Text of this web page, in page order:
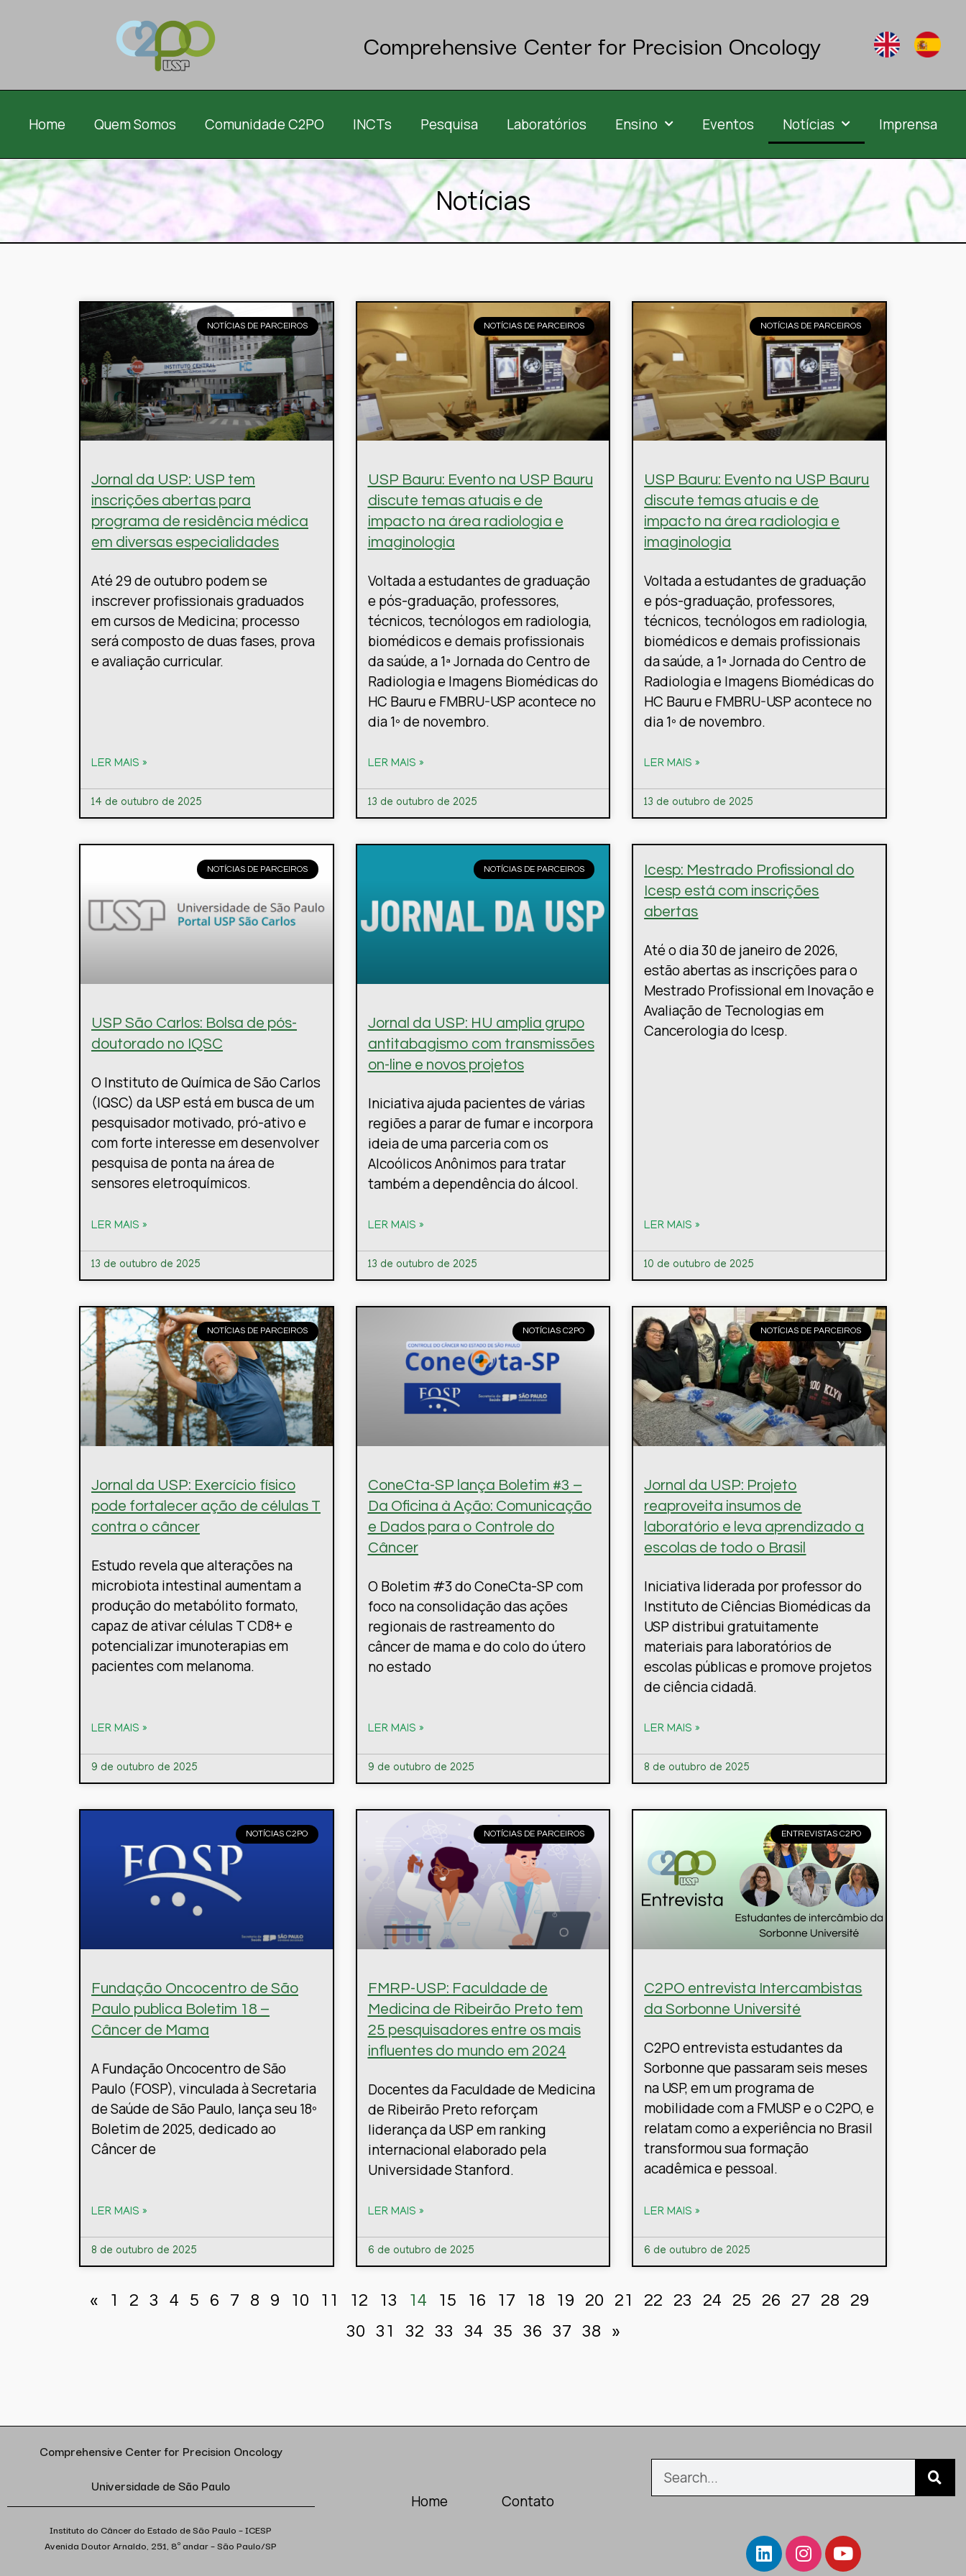
Comprehensive Center for Precision Oncology
Home Quem Somos Comunidade C2PO INCTs Pesquisa Laboratórios Ensino Eventos Notícias Imprensa
Notícias
NOTÍCIAS DE PARCEIROS
Jornal da USP: USP tem
inscrições abertas para
programa de residência médica
em diversas especialidades
Até 29 de outubro podem se
inscrever profissionais graduados
em cursos de Medicina; processo
será composto de duas fases, prova
e avaliação curricular.
LER MAIS »
14 de outubro de 2025
NOTÍCIAS DE PARCEIROS
USP Bauru: Evento na USP Bauru
discute temas atuais e de
impacto na área radiologia e
imaginologia
Voltada a estudantes de graduação
e pós-graduação, professores,
técnicos, tecnólogos em radiologia,
biomédicos e demais profissionais
da saúde, a 1ª Jornada do Centro de
Radiologia e Imagens Biomédicas do
HC Bauru e FMBRU-USP acontece no
dia 1º de novembro.
LER MAIS »
13 de outubro de 2025
NOTÍCIAS DE PARCEIROS
USP Bauru: Evento na USP Bauru
discute temas atuais e de
impacto na área radiologia e
imaginologia
Voltada a estudantes de graduação
e pós-graduação, professores,
técnicos, tecnólogos em radiologia,
biomédicos e demais profissionais
da saúde, a 1ª Jornada do Centro de
Radiologia e Imagens Biomédicas do
HC Bauru e FMBRU-USP acontece no
dia 1º de novembro.
LER MAIS »
13 de outubro de 2025
NOTÍCIAS DE PARCEIROS
USP São Carlos: Bolsa de pós-
doutorado no IQSC
O Instituto de Química de São Carlos
(IQSC) da USP está em busca de um
pesquisador motivado, pró-ativo e
com forte interesse em desenvolver
pesquisa de ponta na área de
sensores eletroquímicos.
LER MAIS »
13 de outubro de 2025
NOTÍCIAS DE PARCEIROS
Jornal da USP: HU amplia grupo
antitabagismo com transmissões
on-line e novos projetos
Iniciativa ajuda pacientes de várias
regiões a parar de fumar e incorpora
ideia de uma parceria com os
Alcoólicos Anônimos para tratar
também a dependência do álcool.
LER MAIS »
13 de outubro de 2025
Icesp: Mestrado Profissional do
Icesp está com inscrições
abertas
Até o dia 30 de janeiro de 2026,
estão abertas as inscrições para o
Mestrado Profissional em Inovação e
Avaliação de Tecnologias em
Cancerologia do Icesp.
LER MAIS »
10 de outubro de 2025
NOTÍCIAS DE PARCEIROS
Jornal da USP: Exercício físico
pode fortalecer ação de células T
contra o câncer
Estudo revela que alterações na
microbiota intestinal aumentam a
produção do metabólito formato,
capaz de ativar células T CD8+ e
potencializar imunoterapias em
pacientes com melanoma.
LER MAIS »
9 de outubro de 2025
NOTÍCIAS C2PO
ConeCta-SP lança Boletim #3 –
Da Oficina à Ação: Comunicação
e Dados para o Controle do
Câncer
O Boletim #3 do ConeCta-SP com
foco na consolidação das ações
regionais de rastreamento do
câncer de mama e do colo do útero
no estado
LER MAIS »
9 de outubro de 2025
NOTÍCIAS DE PARCEIROS
Jornal da USP: Projeto
reaproveita insumos de
laboratório e leva aprendizado a
escolas de todo o Brasil
Iniciativa liderada por professor do
Instituto de Ciências Biomédicas da
USP distribui gratuitamente
materiais para laboratórios de
escolas públicas e promove projetos
de ciência cidadã.
LER MAIS »
8 de outubro de 2025
NOTÍCIAS C2PO
Fundação Oncocentro de São
Paulo publica Boletim 18 –
Câncer de Mama
A Fundação Oncocentro de São
Paulo (FOSP), vinculada à Secretaria
de Saúde de São Paulo, lança seu 18º
Boletim de 2025, dedicado ao
Câncer de
LER MAIS »
8 de outubro de 2025
NOTÍCIAS DE PARCEIROS
FMRP-USP: Faculdade de
Medicina de Ribeirão Preto tem
25 pesquisadores entre os mais
influentes do mundo em 2024
Docentes da Faculdade de Medicina
de Ribeirão Preto reforçam
liderança da USP em ranking
internacional elaborado pela
Universidade Stanford.
LER MAIS »
6 de outubro de 2025
ENTREVISTAS C2PO
C2PO entrevista Intercambistas
da Sorbonne Université
C2PO entrevista estudantes da
Sorbonne que passaram seis meses
na USP, em um programa de
mobilidade com a FMUSP e o C2PO, e
relatam como a experiência no Brasil
transformou sua formação
acadêmica e pessoal.
LER MAIS »
6 de outubro de 2025
« 1 2 3 4 5 6 7 8 9 10 11 12 13 14 15 16 17 18 19 20 21 22 23 24 25 26 27 28
29
30
31 32 33 34 35 36 37 38 »
Comprehensive Center for Precision Oncology
Universidade de São Paulo
Instituto do Câncer do Estado de São Paulo – ICESP
Avenida Doutor Arnaldo, 251, 8º andar – São Paulo/SP
Home Contato